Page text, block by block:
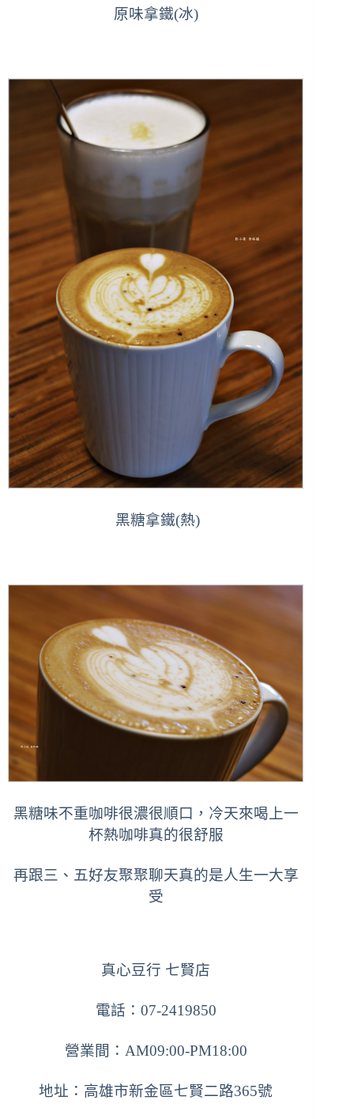
原味拿鐵(冰)
黑糖拿鐵(熱)
黑糖味不重咖啡很濃很順口，冷天來喝上一
杯熱咖啡真的很舒服
再跟三、五好友聚聚聊天真的是人生一大享
受
真心豆行 七賢店
電話：07-2419850
營業間：AM09:00-PM18:00
地址：高雄市新金區七賢二路365號